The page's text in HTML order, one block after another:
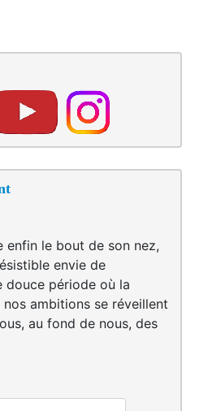
enfin le bout de son nez,
envie de
douce période où la
ambitions se réveillent
au fond de nous, des